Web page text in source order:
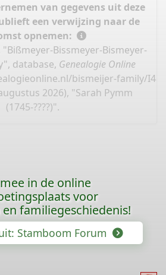
van gegevens uit deze
een verwijzing naar de
opnemen:
"Bißmeyer-Bissmeyer-Bismeyer-
database, Genealogie Online
bismeijer-family/
2026), "Sarah Pymm
(1745-????)".
in de online
voor
familiegeschiedenis!
Stamboom Forum